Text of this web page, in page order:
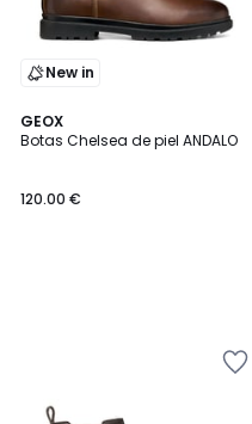
New in
GEOX
Botas Chelsea de piel ANDALO
120.00 €